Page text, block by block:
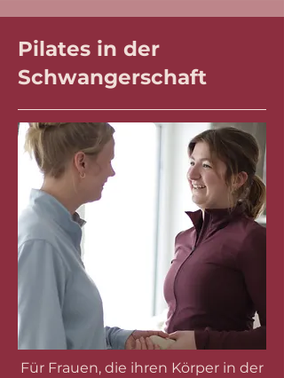
Pilates in der
Schwangerschaft
Für Frauen, die ihren Körper in der